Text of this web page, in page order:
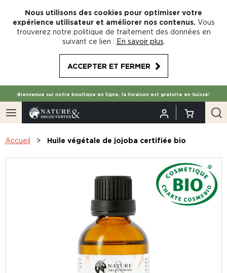
Nous utilisons des cookies pour optimiser votre
expérience utilisateur et améliorer nos contenus. Vous
trouverez notre politique de traitement des données en
suivant ce lien : En savoir plus
ACCEPTER ET FERMER
Bienvenue sur notre boutique en ligne, la livraison est gratuite en Suisse!
Accueil Huile végétale de jojoba certifiée bio